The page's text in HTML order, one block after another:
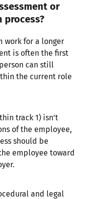
or
process?
work for a longer
is often the first
can still
the current role
track 1) isn’t
of the employee,
should be
employee toward
and legal